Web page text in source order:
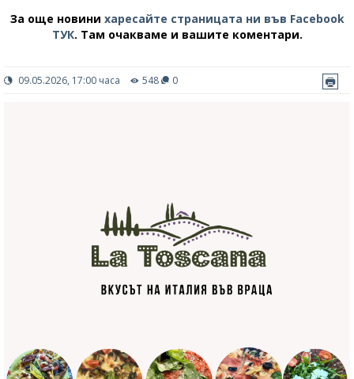
За още новини харесайте страницата ни във Facebook
ТУК. Там очакваме и вашите коментари.
09.05.2026, 17:00 часа 548 0